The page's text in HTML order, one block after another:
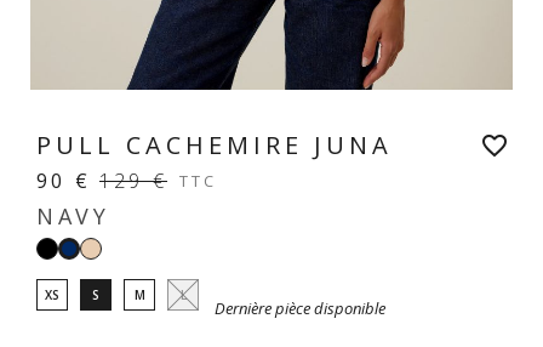
PULL CACHEMIRE JUNA
90 € 129 € TTC
NAVY
NoirNavy
XS S M L
Dernière pièce disponible
favorite_border